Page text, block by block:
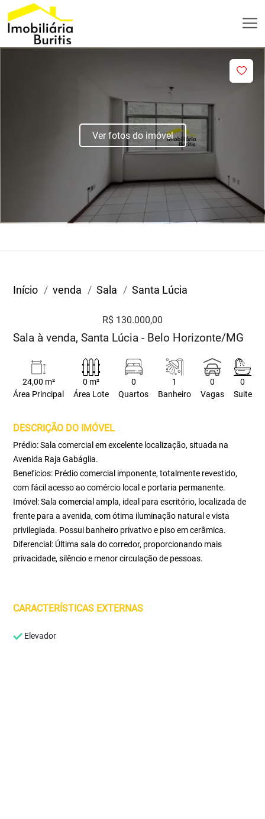
Ver fotos do imóvel
Início venda Sala Santa Lúcia
R$ 130.000,00
Sala à venda, Santa Lúcia - Belo Horizonte/MG
24,00 m²
Área Principal
0 m²
Área Lote
0
Quartos
1
Banheiro
0
Vagas
0
Suite
DESCRIÇÃO DO IMÓVEL
Prédio: Sala comercial em excelente localização, situada na
Avenida Raja Gabáglia.
Benefícios: Prédio comercial imponente, totalmente revestido,
com fácil acesso ao comércio local e portaria permanente.
Imóvel: Sala comercial ampla, ideal para escritório, localizada de
frente para a avenida, com ótima iluminação natural e vista
privilegiada. Possui banheiro privativo e piso em cerâmica.
Diferencial: Última sala do corredor, proporcionando mais
privacidade, silêncio e menor circulação de pessoas.
CARACTERÍSTICAS EXTERNAS
Elevador